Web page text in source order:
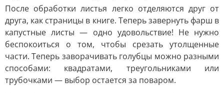
После обработки листья легко отделяются друг от
друга, как страницы в книге. Теперь завернуть фарш в
капустные листы — одно удовольствие! Не нужно
беспокоиться о том, чтобы срезать утолщенные
части. Теперь заворачивать голубцы можно разными
способами: квадратами, треугольниками или
трубочками — выбор остается за поваром.